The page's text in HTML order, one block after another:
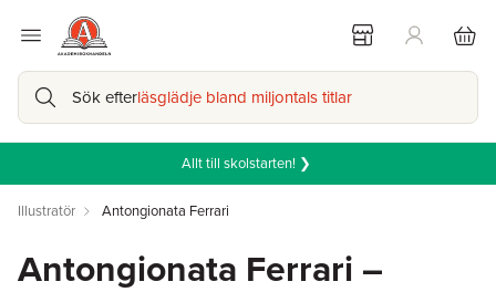
Sök efterläsglädje bland miljontals titlar
Allt till skolstarten! ❯
Illustratör Antongionata Ferrari
Antongionata Ferrari –